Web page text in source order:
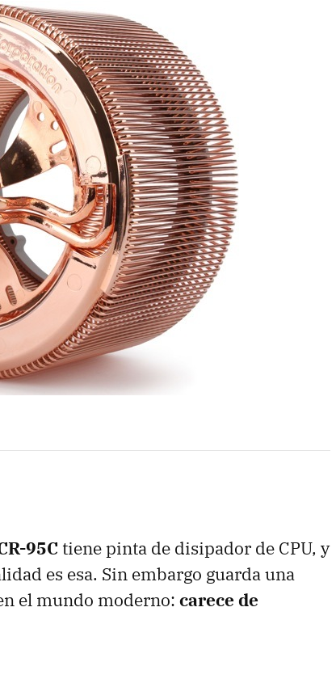
95C tiene pinta de disipador de CPU, y
es esa. Sin embargo guarda una
el mundo moderno: carece de